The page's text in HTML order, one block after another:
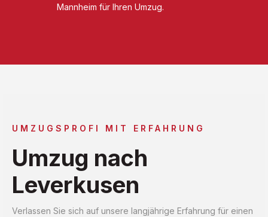
Mannheim für Ihren Umzug.
UMZUGSPROFI MIT ERFAHRUNG
Umzug nach
Leverkusen
Verlassen Sie sich auf unsere langjährige Erfahrung für einen